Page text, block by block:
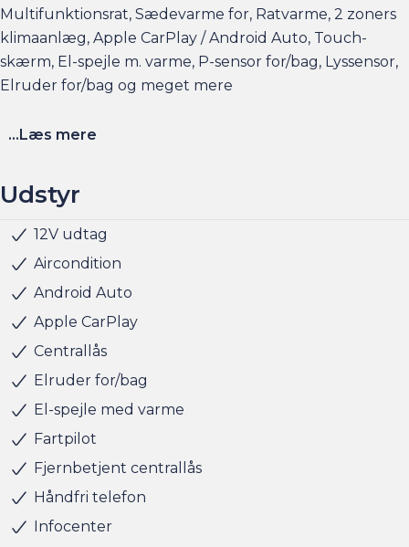
Multifunktionsrat, Sædevarme for, Ratvarme, 2 zoners
klimaanlæg, Apple CarPlay / Android Auto, Touch-
skærm, El-spejle m. varme, P-sensor for/bag, Lyssensor,
Elruder for/bag og meget mere
Se flere billeder, få et overblik over totalomkostninger
Husk at booke en forudgående aftale her eller via
am.dk - så er bilen gjort klar, når du kommer, og der er
handlen efterfølgende.
Har du behov for et billån, så kan vi hjælpe med
finansiering til markedets bedste priser og vilkår, og vi
tager naturligvis også gerne din nuværende bil i bytte,
hvis du har behov for at få afsat den.
Salgsafdelingen åbningstider:
Man-Fre kl. 10.00 - 17.00
Lørdag kl. 11.00 - 15.00
...Læs mere
Udstyr
12V udtag
Aircondition
Android Auto
Apple CarPlay
Centrallås
Elruder for/bag
El-spejle med varme
Fartpilot
Fjernbetjent centrallås
Håndfri telefon
Infocenter
Musikstreaming via bluetooth
Parkeringssensor bag
Radio
Servo
Sædevarme for
USB stik
LED kørelys
Armlæn
Højdejusterbart førersæde
Kopholder
Justerbart rat
Rat m. varme
Stofindtræk
Splitbagsæde
ABS
Airbag
Antispin
ESP
Isofix
Lyssensor
Vejbaneassistent
5 sæder
Anhængertræk
Anhængertræk aftageligt
Fuld LED forlygter
Matrix LED forlygter
LED forlygter
Parkeringssensor for
Parkeringssensor for/bag
Startspærre
Sædevarme for/bag
Navigation
Intellilux LED forlygter